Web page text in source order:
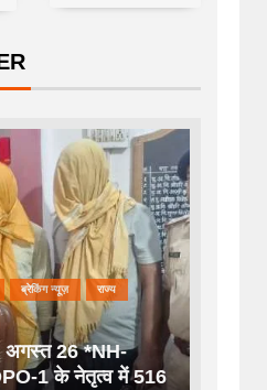
ब्रेकिंग न्यूज़ राज्य
7 अगस्त 26 *NH-
1 के नेतृत्व में 516